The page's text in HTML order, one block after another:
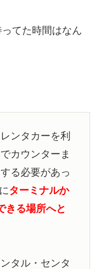
てた時間はなん
ンタカーを利
カウンターま
る必要があっ
ターミナルか
きる場所へと
タル・センタ